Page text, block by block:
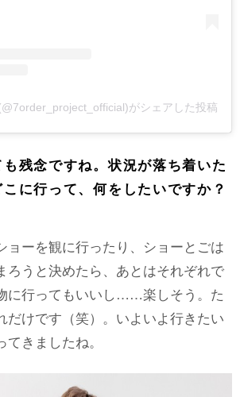
がシェアした投稿
残念ですね。状況が落ち着いた
に行って、何をしたいですか？
ョーを観に行ったり、ショーとごは
ろうと決めたら、あとはそれぞれで
に行ってもいいし……楽しそう。た
だけです（笑）。いよいよ行きたい
きましたね。